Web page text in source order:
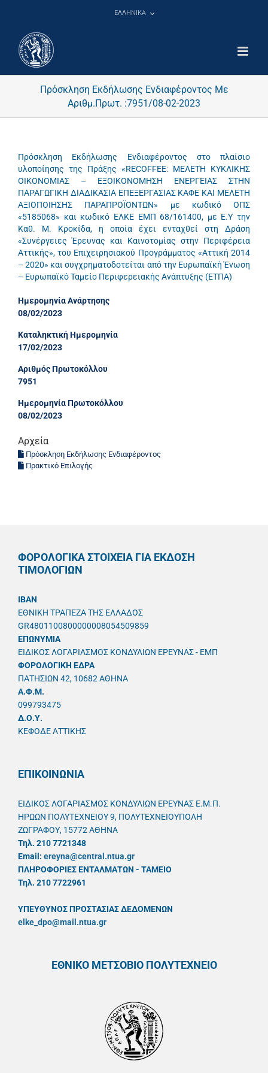
ΕΛΛΗΝΙΚΑ
Πρόσκληση Εκδήλωσης Ενδιαφέροντος Με
Αριθμ.Πρωτ. :7951/08-02-2023
Πρόσκληση Εκδήλωσης Ενδιαφέροντος στο πλαίσιο
υλοποίησης της Πράξης «RECOFFEE: ΜΕΛΕΤΗ ΚΥΚΛΙΚΗΣ
ΟΙΚΟΝΟΜΙΑΣ – ΕΞΟΙΚΟΝΟΜΗΣΗ ΕΝΕΡΓΕΙΑΣ ΣΤΗΝ
ΠΑΡΑΓΩΓΙΚΗ ΔΙΑΔΙΚΑΣΙΑ ΕΠΕΞΕΡΓΑΣΙΑΣ ΚΑΦΕ ΚΑΙ ΜΕΛΕΤΗ
ΑΞΙΟΠΟΙΗΣΗΣ ΠΑΡΑΠΡΟΪΟΝΤΩΝ» με κωδικό ΟΠΣ
«5185068» και κωδικό ΕΛΚΕ ΕΜΠ 68/161400, με Ε.Υ την
Καθ. Μ. Κροκίδα, η οποία έχει ενταχθεί στη Δράση
«Συνέργειες Έρευνας και Καινοτομίας στην Περιφέρεια
Αττικής», του Επιχειρησιακού Προγράμματος «Αττική 2014
– 2020» και συγχρηματοδοτείται από την Ευρωπαϊκή Ένωση
– Ευρωπαϊκό Ταμείο Περιφερειακής Ανάπτυξης (ΕΤΠΑ)
Ημερομηνία Ανάρτησης
08/02/2023
Καταληκτική Ημερομηνία
17/02/2023
Αριθμός Πρωτοκόλλου
7951
Ημερομηνία Πρωτοκόλλου
08/02/2023
Αρχεία
Πρόσκληση Εκδήλωσης Ενδιαφέροντος
Πρακτικό Επιλογής
ΦΟΡΟΛΟΓΙΚΑ ΣΤΟΙΧΕΙΑ ΓΙΑ ΕΚΔΟΣΗ
ΤΙΜΟΛΟΓΙΩΝ
IBAN
ΕΘΝΙΚΗ ΤΡΑΠΕΖΑ ΤΗΣ ΕΛΛΑΔΟΣ
GR4801100800000008054509859
ΕΠΩΝΥΜΙΑ
ΕΙΔΙΚΟΣ ΛΟΓΑΡΙΑΣΜΟΣ ΚΟΝΔΥΛΙΩΝ ΕΡΕΥΝΑΣ - ΕΜΠ
ΦΟΡΟΛΟΓΙΚΗ ΕΔΡΑ
ΠΑΤΗΣΙΩΝ 42, 10682 ΑΘΗΝΑ
A.Φ.Μ.
099793475
Δ.Ο.Υ.
ΚΕΦΟΔΕ ΑΤΤΙΚΗΣ
ΕΠΙΚΟΙΝΩΝΙΑ
ΕΙΔΙΚΟΣ ΛΟΓΑΡΙΑΣΜΟΣ ΚΟΝΔΥΛΙΩΝ ΕΡΕΥΝΑΣ Ε.Μ.Π.
ΗΡΩΩΝ ΠΟΛΥΤΕΧΝΕΙΟΥ 9, ΠΟΛΥΤΕΧΝΕΙΟΥΠΟΛΗ
ΖΩΓΡΑΦΟΥ, 15772 ΑΘΗΝΑ
Τηλ. 210 7721348
Email: ereyna@central.ntua.gr
ΠΛΗΡΟΦΟΡΙΕΣ ΕΝΤΑΛΜΑΤΩΝ - ΤΑΜΕΙΟ
Τηλ. 210 7722961
ΥΠΕΥΘYΝΟΣ ΠΡΟΣΤΑΣΙΑΣ ΔΕΔΟΜΕΝΩΝ
elke_dpo@mail.ntua.gr
ΕΘΝΙΚΟ ΜΕΤΣΟΒΙΟ ΠΟΛΥΤΕΧΝΕΙΟ